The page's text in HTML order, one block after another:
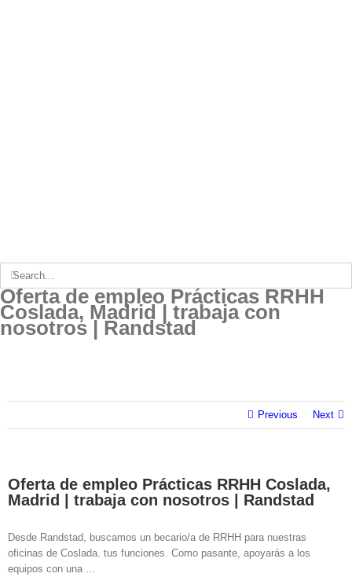
Search
for:
Oferta de empleo Prácticas RRHH
Coslada, Madrid | trabaja con
nosotros | Randstad
Previous Next
Oferta de empleo Prácticas RRHH Coslada,
Madrid | trabaja con nosotros | Randstad
Desde Randstad, buscamos un becario/a de RRHH para nuestras
oficinas de Coslada. tus funciones. Como pasante, apoyarás a los
equipos con una …